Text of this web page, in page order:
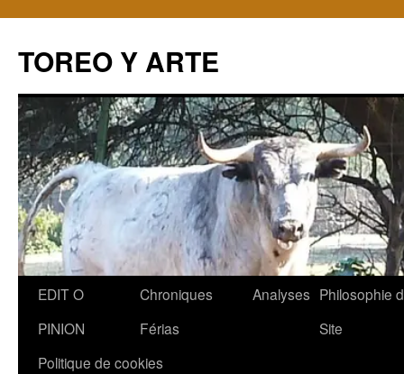
TOREO Y ARTE
Aller
contenu
EDIT O
PINION
Chroniques
Férias
Analyses Philosophie
Site
Politique de cookies